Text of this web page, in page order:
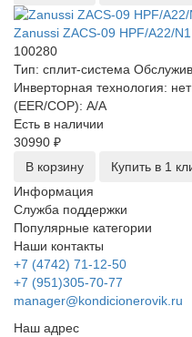
Zanussi ZACS-09 HPF/A22/N1
100280
Тип: сплит-система
Инверторная технология: нет
(EER/COP): А/А
Есть в наличии
30990 ₽
В корзину
Купить в 1
Информация
Служба поддержки
Популярные категории
Наши контакты
+7 (4742) 71-12-50
+7 (951)305-70-77
manager@kondicionerovik.ru
Наш адрес